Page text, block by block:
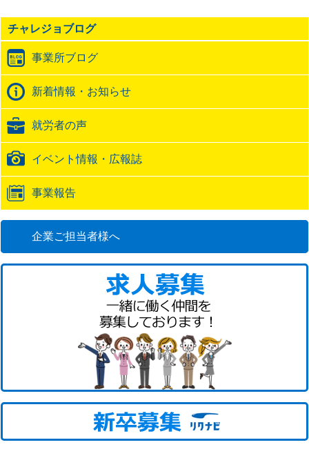
の
ト
ッ
ク
バ
ッ
ク
URL
チャレジョブログ
事業所ブログ
新着情報・お知らせ
就労者の声
イベント情報・広報誌
事業報告
企業ご担当者様へ